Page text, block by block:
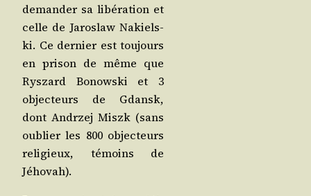
deman­der sa libé­ra­tion et
celle de Jaros­law Nakiels­
ki. Ce der­nier est tou­jours
en pri­son de même que
Rys­zard Bonows­ki et 3
objec­teurs de Gdansk,
dont Andr­zej Miszk (sans
oublier les 800 objec­teurs
reli­gieux, témoins de
Jéhovah).